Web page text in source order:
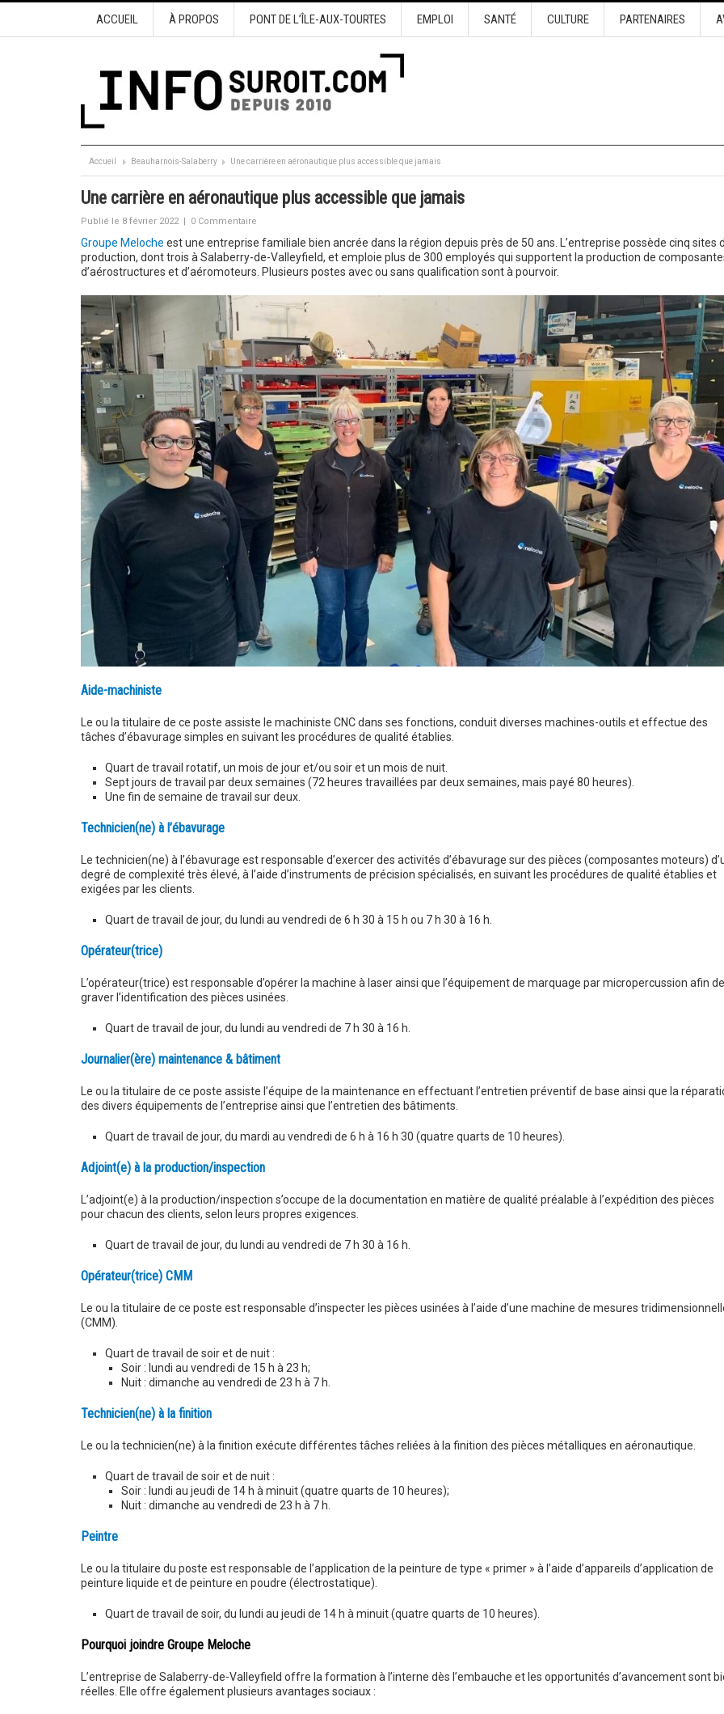
ACCUEIL À PROPOS PONT DE L’ÎLE-AUX-TOURTES EMPLOI SANTÉ CULTURE PARTENAIRES
Accueil Beauharnois-Salaberry Une carrière en aéronautique plus accessible que jamais
Une carrière en aéronautique plus accessible que jamais
Publié le 8 février 2022 | 0 Commentaire
Groupe Meloche est une entreprise familiale bien ancrée dans la région depuis près de 50 ans. L’entreprise possède cinq sites
production, dont trois à Salaberry-de-Valleyfield, et emploie plus de 300 employés qui supportent la production de
d’aérostructures et d’aéromoteurs. Plusieurs postes avec ou sans qualification sont à pourvoir.
Aide-machiniste
Le ou la titulaire de ce poste assiste le machiniste CNC dans ses fonctions, conduit diverses machines-outils et effectue des
tâches d’ébavurage simples en suivant les procédures de qualité établies.
Quart de travail rotatif, un mois de jour et/ou soir et un mois de nuit.
Sept jours de travail par deux semaines (72 heures travaillées par deux semaines, mais payé 80 heures).
Une fin de semaine de travail sur deux.
Technicien(ne) à l’ébavurage
Le technicien(ne) à l’ébavurage est responsable d’exercer des activités d’ébavurage sur des pièces (composantes moteurs)
degré de complexité très élevé, à l’aide d’instruments de précision spécialisés, en suivant les procédures de qualité établies et
exigées par les clients.
Quart de travail de jour, du lundi au vendredi de 6 h 30 à 15 h ou 7 h 30 à 16 h.
Opérateur(trice)
L’opérateur(trice) est responsable d’opérer la machine à laser ainsi que l’équipement de marquage par micropercussion afin de
graver l’identification des pièces usinées.
Quart de travail de jour, du lundi au vendredi de 7 h 30 à 16 h.
Journalier(ère) maintenance & bâtiment
Le ou la titulaire de ce poste assiste l’équipe de la maintenance en effectuant l’entretien préventif de base ainsi que la
des divers équipements de l’entreprise ainsi que l’entretien des bâtiments.
Quart de travail de jour, du mardi au vendredi de 6 h à 16 h 30 (quatre quarts de 10 heures).
Adjoint(e) à la production/inspection
L’adjoint(e) à la production/inspection s’occupe de la documentation en matière de qualité préalable à l’expédition des pièces
pour chacun des clients, selon leurs propres exigences.
Quart de travail de jour, du lundi au vendredi de 7 h 30 à 16 h.
Opérateur(trice) CMM
Le ou la titulaire de ce poste est responsable d’inspecter les pièces usinées à l’aide d’une machine de mesures
(CMM).
Quart de travail de soir et de nuit :
Soir : lundi au vendredi de 15 h à 23 h;
Nuit : dimanche au vendredi de 23 h à 7 h.
Technicien(ne) à la finition
Le ou la technicien(ne) à la finition exécute différentes tâches reliées à la finition des pièces métalliques en aéronautique.
Quart de travail de soir et de nuit :
Soir : lundi au jeudi de 14 h à minuit (quatre quarts de 10 heures);
Nuit : dimanche au vendredi de 23 h à 7 h.
Peintre
Le ou la titulaire du poste est responsable de l’application de la peinture de type « primer » à l’aide d’appareils d’application de
peinture liquide et de peinture en poudre (électrostatique).
Quart de travail de soir, du lundi au jeudi de 14 h à minuit (quatre quarts de 10 heures).
Pourquoi joindre Groupe Meloche
L’entreprise de Salaberry-de-Valleyfield offre la formation à l’interne dès l’embauche et les opportunités d’avancement sont
réelles. Elle offre également plusieurs avantages sociaux :